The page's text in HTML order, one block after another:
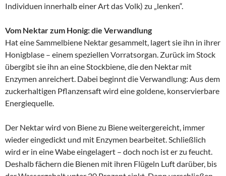
Individuen innerhalb einer Art das Volk) zu „lenken“.
Vom Nektar zum Honig: die Verwandlung
Hat eine Sammelbiene Nektar gesammelt, lagert sie ihn in ihrer
Honigblase – einem speziellen Vorratsorgan. Zurück im Stock
übergibt sie ihn an eine Stockbiene, die den Nektar mit
Enzymen anreichert. Dabei beginnt die Verwandlung: Aus dem
zuckerhaltigen Pflanzensaft wird eine goldene, konservierbare
Energiequelle.
Der Nektar wird von Biene zu Biene weitergereicht, immer
wieder eingedickt und mit Enzymen bearbeitet. Schließlich
wird er in eine Wabe eingelagert – doch noch ist er zu feucht.
Deshalb fächern die Bienen mit ihren Flügeln Luft darüber, bis